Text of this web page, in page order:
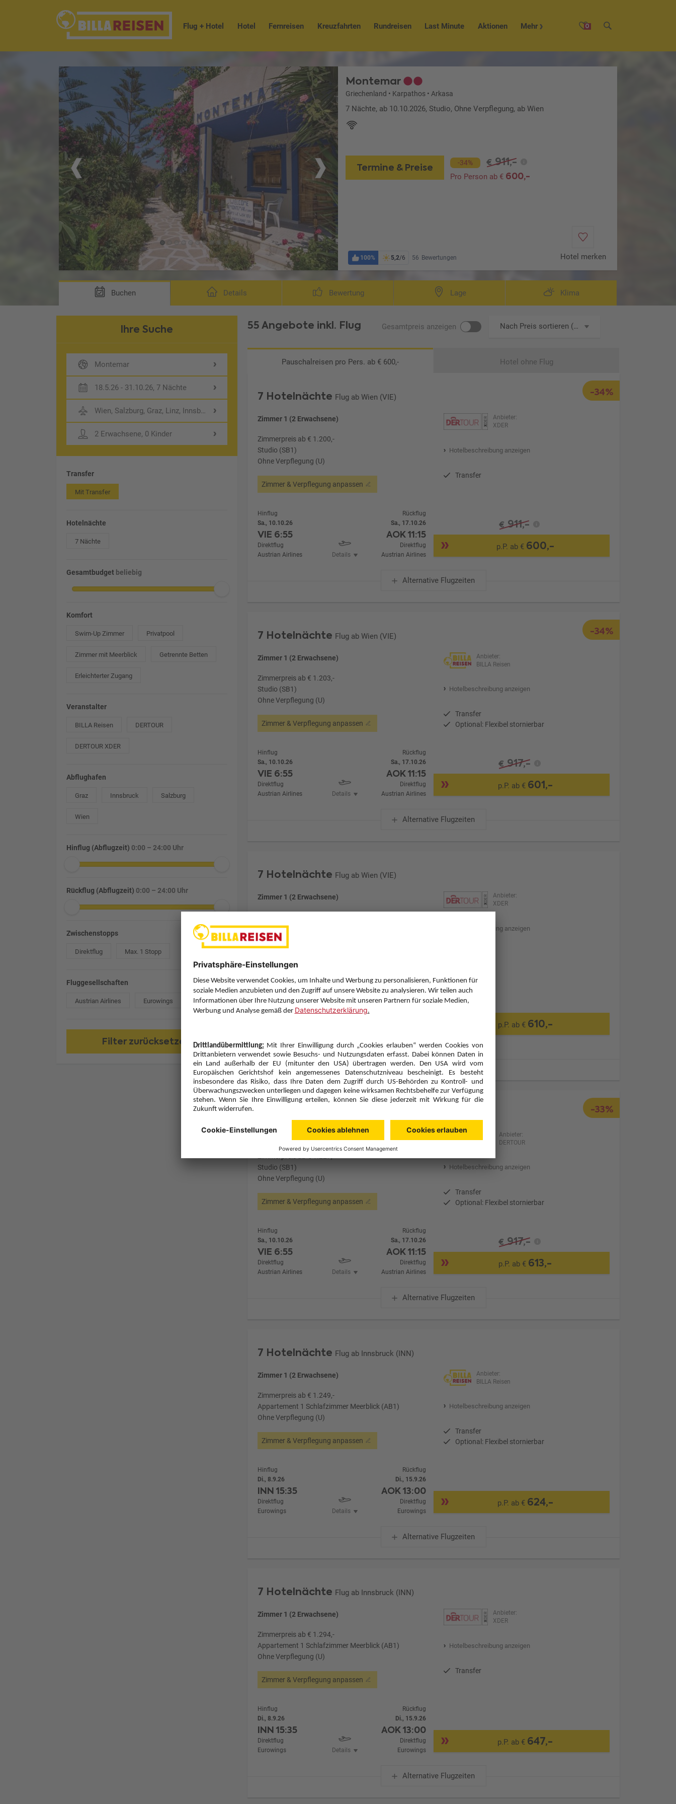
0
Flug + Hotel Hotel Fernreisen Kreuzfahrten Rundreisen Last Minute Aktionen Mehr
Montemar
Griechenland • Karpathos • Arkasa
7 Nächte, ab 10.10.2026, Studio, Ohne Verpflegung, ab Wien
Termine & Preise -34% € 911,-
Pro Person ab €600,-
100% 5,2/6 56 Bewertungen Hotel merken
Buchen Details Bewertung Lage Klima
Ihre Suche
Montemar
18.5.26 - 31.10.26, 7 Nächte
Wien, Salzburg, Graz, Linz, Innsbruck
2 Erwachsene, 0 Kinder
Transfer
Mit Transfer
Hotelnächte
7 Nächte
Gesamtbudget beliebig
Komfort
Swim-Up Zimmer Privatpool
Zimmer mit Meerblick Getrennte Betten
Erleichterter Zugang
Veranstalter
BILLA Reisen DERTOUR
DERTOUR XDER
Abflughafen
Graz Innsbruck Salzburg
Wien
Hinflug (Abflugzeit) 0:00 – 24:00 Uhr
Rückflug (Abflugzeit) 0:00 – 24:00 Uhr
Zwischenstopps
Direktflug Max. 1 Stopp
Fluggesellschaften
Austrian Airlines Eurowings
Filter zurücksetzen
55 Angebote inkl. Flug Gesamtpreis anzeigen Nach Preis sortieren (aufsteigend)
Pauschalreisen pro Pers. ab € 600,- Hotel ohne Flug
-34%
7 Hotelnächte Flug ab Wien (VIE)
Zimmer 1 (2 Erwachsene)
Zimmerpreis ab € 1.200,-
Studio (SB1)
Ohne Verpflegung (U)
Zimmer & Verpflegung anpassen
Anbieter:
XDER
Hotelbeschreibung anzeigen
Transfer
Hinflug
Sa., 10.10.26
VIE 6:55
Direktflug
Austrian Airlines
Details
Rückflug
Sa., 17.10.26
AOK11:15
Direktflug
Austrian Airlines
€ 911,-
p.P. ab € 600,-
Alternative Flugzeiten
-34%
7 Hotelnächte Flug ab Wien (VIE)
Zimmer 1 (2 Erwachsene)
Zimmerpreis ab € 1.203,-
Studio (SB1)
Ohne Verpflegung (U)
Zimmer & Verpflegung anpassen
Anbieter:
BILLA Reisen
Hotelbeschreibung anzeigen
Transfer
Optional: Flexibel stornierbar
Hinflug
Sa., 10.10.26
VIE 6:55
Direktflug
Austrian Airlines
Details
Rückflug
Sa., 17.10.26
AOK11:15
Direktflug
Austrian Airlines
€ 917,-
p.P. ab € 601,-
Alternative Flugzeiten
7 Hotelnächte Flug ab Wien (VIE)
Zimmer 1 (2 Erwachsene)
Appartement 1 Schlafzimmer Gartenblick (AB2)
Ohne Verpflegung (U)
Zimmer & Verpflegung anpassen
Anbieter:
XDER
Hotelbeschreibung anzeigen
Hinflug
Do., 20.8.26
VIE5:35
Rückflug
Do., 27.8.26
p.P. ab € 610,-
Alternative Flugzeiten
-33%
Zimmer 1 (2 Erwachsene)
Studio (SB1)
Ohne Verpflegung (U)
Zimmer & Verpflegung anpassen
Anbieter:
DERTOUR
Hotelbeschreibung anzeigen
Transfer
Optional: Flexibel stornierbar
Hinflug
Sa., 10.10.26
VIE 6:55
Direktflug
Austrian Airlines
Details
Rückflug
Sa., 17.10.26
AOK11:15
Direktflug
Austrian Airlines
€ 917,-
p.P. ab € 613,-
Alternative Flugzeiten
7 Hotelnächte Flug ab Innsbruck (INN)
Zimmer 1 (2 Erwachsene)
Zimmerpreis ab € 1.249,-
Appartement 1 Schlafzimmer Meerblick (AB1)
Ohne Verpflegung (U)
Zimmer & Verpflegung anpassen
Anbieter:
BILLA Reisen
Hotelbeschreibung anzeigen
Transfer
Optional: Flexibel stornierbar
Hinflug
Di., 8.9.26
INN15:35
Direktflug
Eurowings
Details
Rückflug
Di., 15.9.26
AOK13:00
Direktflug
Eurowings
p.P. ab € 624,-
Alternative Flugzeiten
7 Hotelnächte Flug ab Innsbruck (INN)
Zimmer 1 (2 Erwachsene)
Zimmerpreis ab € 1.294,-
Appartement 1 Schlafzimmer Meerblick (AB1)
Ohne Verpflegung (U)
Zimmer & Verpflegung anpassen
Anbieter:
XDER
Hotelbeschreibung anzeigen
Transfer
Hinflug
Di., 8.9.26
INN15:35
Direktflug
Eurowings
Details
Rückflug
Di., 15.9.26
AOK13:00
Direktflug
Eurowings
p.P. ab € 647,-
Alternative Flugzeiten